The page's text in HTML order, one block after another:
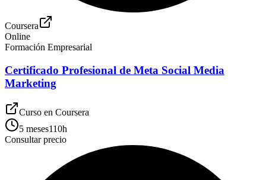
Coursera
Online
Formación Empresarial
Certificado Profesional de Meta Social Media
Marketing
Curso en Coursera
5 meses110h
Consultar precio